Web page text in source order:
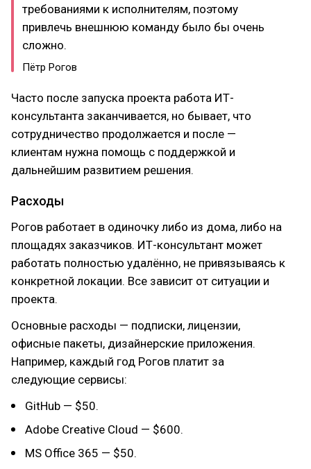
требованиями к исполнителям, поэтому
привлечь внешнюю команду было бы очень
сложно.
Пётр Рогов
Часто после запуска проекта работа ИТ-
консультанта заканчивается, но бывает, что
сотрудничество продолжается и после —
клиентам нужна помощь с поддержкой и
дальнейшим развитием решения.
Расходы
Рогов работает в одиночку либо из дома, либо на
площадях заказчиков. ИТ-консультант может
работать полностью удалённо, не привязываясь к
конкретной локации. Все зависит от ситуации и
проекта.
Основные расходы — подписки, лицензии,
офисные пакеты, дизайнерские приложения.
Например, каждый год Рогов платит за
следующие сервисы:
GitHub — $50.
Adobe Creative Cloud — $600.
MS Office 365 — $50.